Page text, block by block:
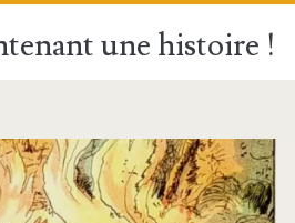
une histoire !
: